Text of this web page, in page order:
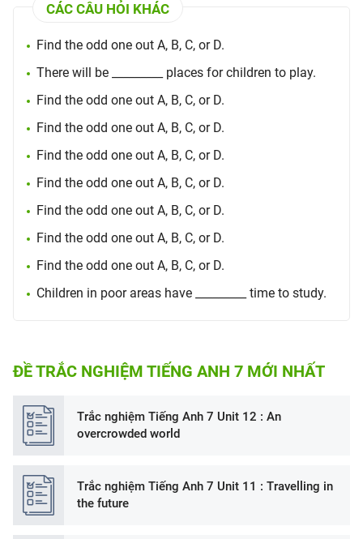
CÁC CÂU HỎI KHÁC
Find the odd one out A, B, C, or D.
There will be _________ places for children to play.
Find the odd one out A, B, C, or D.
Find the odd one out A, B, C, or D.
Find the odd one out A, B, C, or D.
Find the odd one out A, B, C, or D.
Find the odd one out A, B, C, or D.
Find the odd one out A, B, C, or D.
Find the odd one out A, B, C, or D.
Children in poor areas have _________ time to study.
ĐỀ TRẮC NGHIỆM TIẾNG ANH 7 MỚI NHẤT
Trắc nghiệm Tiếng Anh 7 Unit 12 : An
overcrowded world
Trắc nghiệm Tiếng Anh 7 Unit 11 : Travelling in
the future